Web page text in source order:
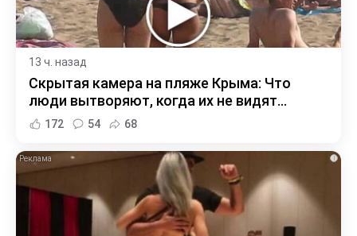
13 ч. назад
Скрытая камера на пляже Крыма: Что
люди вытворяют, когда их не видят...
172 54 68
i